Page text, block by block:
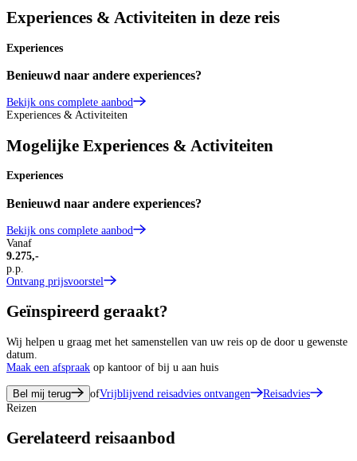
Experiences & Activiteiten in deze reis
Experiences
Benieuwd naar andere experiences?
Bekijk ons complete aanbod
Experiences & Activiteiten
Mogelijke Experiences & Activiteiten
Experiences
Benieuwd naar andere experiences?
Bekijk ons complete aanbod
Vanaf
9.275,-
p.p.
Ontvang prijsvoorstel
Geïnspireerd geraakt?
Wij helpen u graag met het samenstellen van uw reis op de door u gewenste
datum.
Maak een afspraak op kantoor of bij u aan huis
Bel mij terug ofVrijblijvend reisadvies ontvangen
Reisadvies
Reizen
Gerelateerd reisaanbod